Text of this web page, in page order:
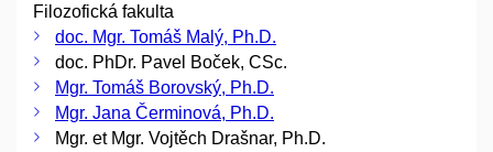
Filozofická fakulta
doc. Mgr. Tomáš Malý, Ph.D.
doc. PhDr. Pavel Boček, CSc.
Mgr. Tomáš Borovský, Ph.D.
Mgr. Jana Čerminová, Ph.D.
Mgr. et Mgr. Vojtěch Drašnar, Ph.D.